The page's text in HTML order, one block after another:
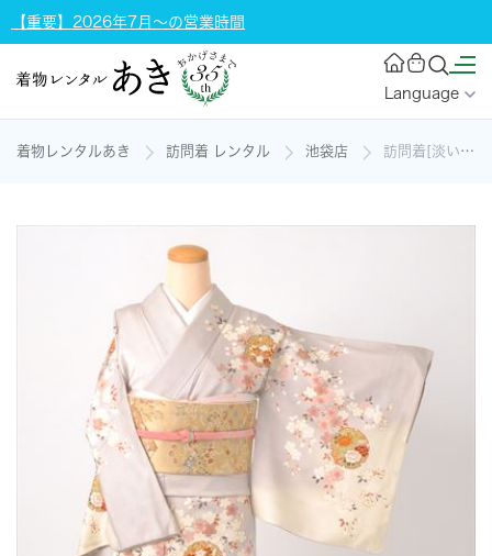
【重要】2026年7月～の営業時間
Language
着物レンタルあき 訪問着 レンタル 池袋店 訪問着[淡いグレー雪輪と桜]の着物レンタル